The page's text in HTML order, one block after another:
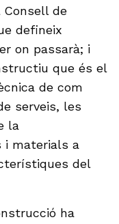
de
defineix
on passarà; i
que és el
de com
serveis, les
la
i materials a
del
ha